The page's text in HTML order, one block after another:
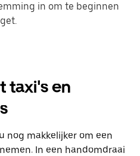
in om te beginnen
taxi's en
nog makkelijker om een
In een handomdraai